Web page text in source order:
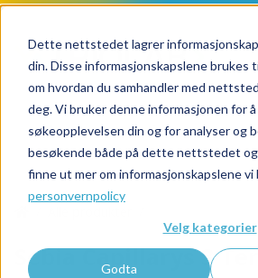
Dette nettstedet lagrer
din. Disse informasjonskapslene brukes
om hvordan du samhandler med
deg. Vi bruker denne informasjonen for
søkeopplevelsen din og for analyser og
besøkende både på dette nettstedet og
finne ut mer om informasjonskapslene vi
personvernpolicy
Velg kategorier
Godta
Sebia Capillarys 3